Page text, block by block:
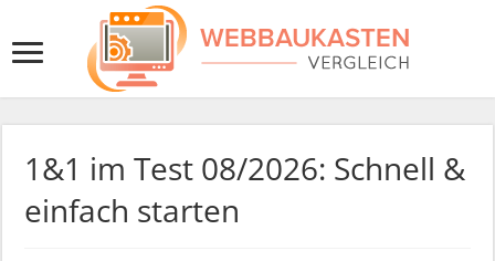
1&1 im Test 08/2026: Schnell &
einfach starten